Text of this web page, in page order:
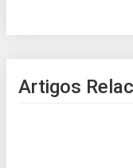
Artigos